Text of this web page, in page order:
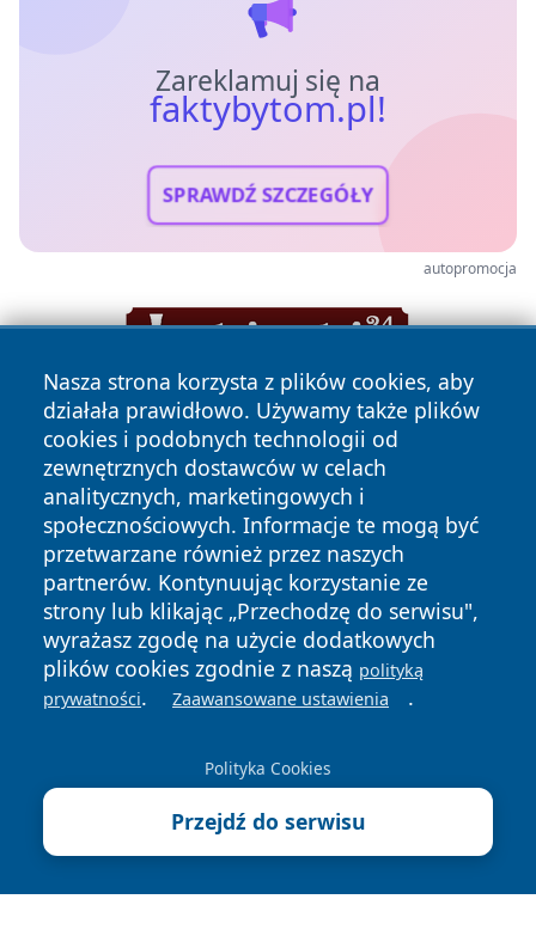
Zareklamuj się na
faktybytom.pl!
SPRAWDŹ SZCZEGÓŁY
autopromocja
Nasza strona korzysta z plików cookies, aby
działała prawidłowo. Używamy także plików
cookies i podobnych technologii od
zewnętrznych dostawców w celach
analitycznych, marketingowych i
społecznościowych. Informacje te mogą być
przetwarzane również przez naszych
partnerów. Kontynuując korzystanie ze
strony lub klikając „Przechodzę do serwisu",
wyrażasz zgodę na użycie dodatkowych
plików cookies zgodnie z naszą polityką
prywatności. Zaawansowane ustawienia .
Polityka Cookies
Przejdź do serwisu
Copyright © 2026 faktybytom.pl Wszystkie prawa zastrzeżone.
News Autorzy
Polityka
Prywatności
Polityka
Cookies